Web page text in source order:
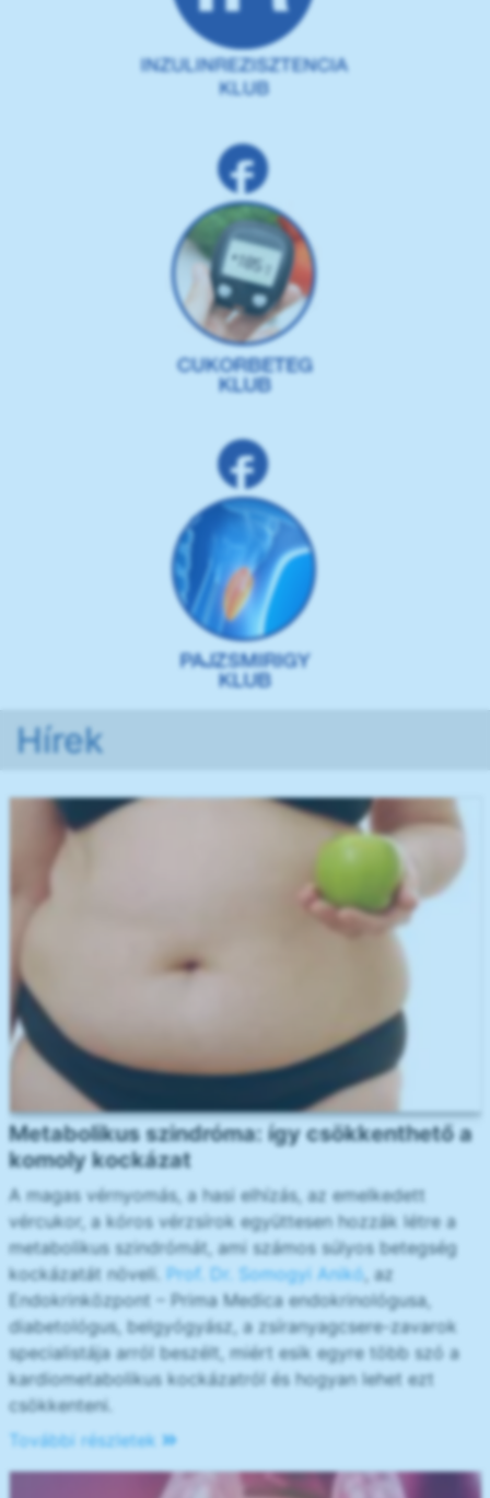
Hírek
Metabolikus szindróma: így csökkenthető a
komoly kockázat
A magas vérnyomás, a hasi elhízás, az emelkedett
vércukor, a kóros vérzsírok együttesen hozzák létre a
metabolikus szindrómát, ami számos súlyos betegség
kockázatát növeli. Prof. Dr. Somogyi Anikó, az
Endokrinközpont – Prima Medica endokrinológusa,
diabetológus, belgyógyász, a zsíranyagcsere-zavarok
specialistája arról beszélt, miért esik egyre több szó a
kardiometabolikus kockázatról és hogyan lehet ezt
csökkenteni.
További részletek